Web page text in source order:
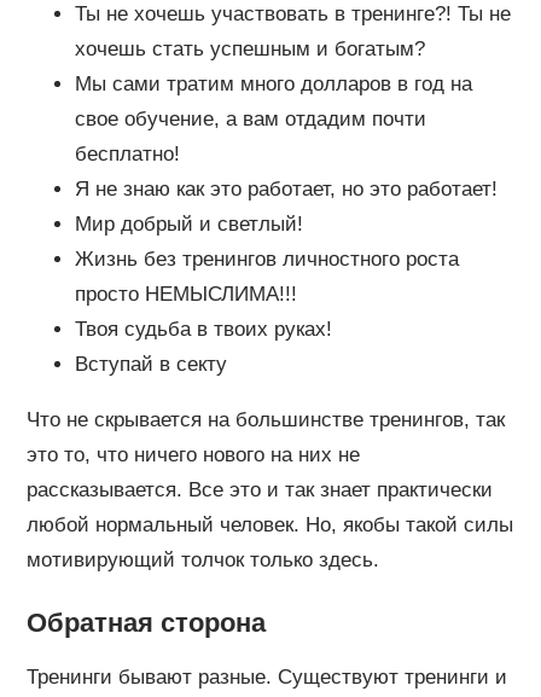
Ты не хочешь участвовать в тренинге?! Ты не
хочешь стать успешным и богатым?
Мы сами тратим много долларов в год на
свое обучение, а вам отдадим почти
бесплатно!
Я не знаю как это работает, но это работает!
Мир добрый и светлый!
Жизнь без тренингов личностного роста
просто НЕМЫСЛИМА!!!
Твоя судьба в твоих руках!
Вступай в секту
Что не скрывается на большинстве тренингов, так
это то, что ничего нового на них не
рассказывается. Все это и так знает практически
любой нормальный человек. Но, якобы такой силы
мотивирующий толчок только здесь.
Обратная сторона
Тренинги бывают разные. Существуют тренинги и